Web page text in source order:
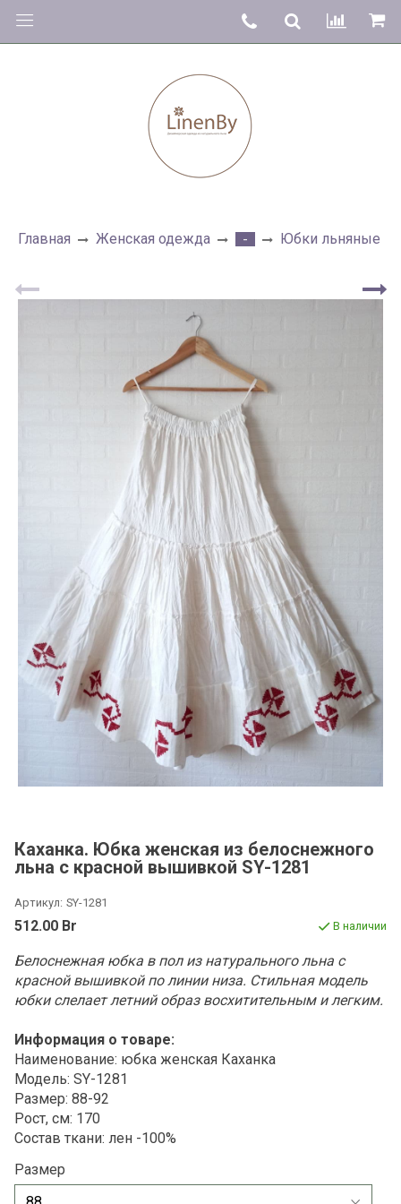
Главная Женская одежда - Юбки льняные
Каханка. Юбка женская из белоснежного
льна с красной вышивкой SY-1281
Артикул: SY-1281
512.00 Br В наличии
Белоснежная юбка в пол из натурального льна с
красной вышивкой по линии низа. Стильная модель
юбки слелает летний образ восхитительным и легким.
Информация о товаре:
Наименование: юбка женская Каханка
Модель: SY-1281
Размер: 88-92
Рост, см: 170
Состав ткани: лен -100%
Размер